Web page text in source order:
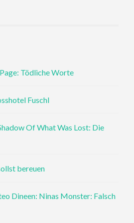
Tödliche Worte
Fuschl
Of What Was Lost: Die
bereuen
Dineen: Ninas Monster: Falsch